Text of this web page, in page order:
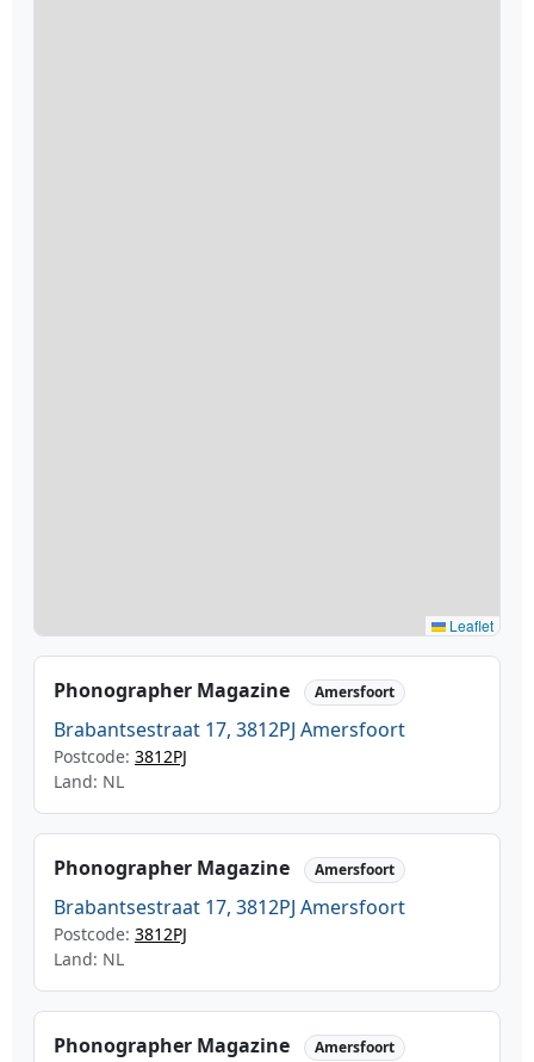
Leaflet
Phonographer Magazine Amersfoort
Brabantsestraat 17, 3812PJ Amersfoort
Postcode: 3812PJ
Land: NL
Phonographer Magazine Amersfoort
Brabantsestraat 17, 3812PJ Amersfoort
Postcode: 3812PJ
Land: NL
Phonographer Magazine Amersfoort